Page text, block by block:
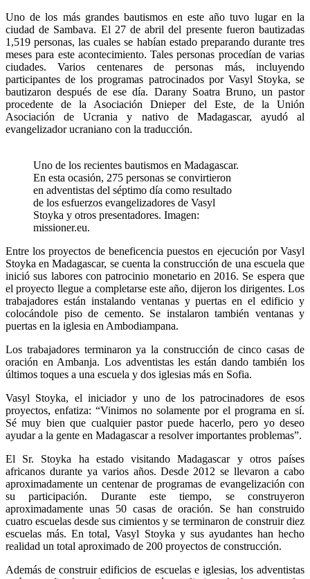
Uno de los más grandes bautismos en este año tuvo lugar en la
ciudad de Sambava. El 27 de abril del presente fueron bautizadas
1,519 personas, las cuales se habían estado preparando durante tres
meses para este acontecimiento. Tales personas procedían de varias
ciudades. Varios centenares de personas más, incluyendo
participantes de los programas patrocinados por Vasyl Stoyka, se
bautizaron después de ese día. Darany Soatra Bruno, un pastor
procedente de la Asociación Dnieper del Este, de la Unión
Asociación de Ucrania y nativo de Madagascar, ayudó al
evangelizador ucraniano con la traducción.
Uno de los recientes bautismos en Madagascar.
En esta ocasión, 275 personas se convirtieron
en adventistas del séptimo día como resultado
de los esfuerzos evangelizadores de Vasyl
Stoyka y otros presentadores. Imagen:
missioner.eu.
Entre los proyectos de beneficencia puestos en ejecución por Vasyl
Stoyka en Madagascar, se cuenta la construcción de una escuela que
inició sus labores con patrocinio monetario en 2016. Se espera que
el proyecto llegue a completarse este año, dijeron los dirigentes. Los
trabajadores están instalando ventanas y puertas en el edificio y
colocándole piso de cemento. Se instalaron también ventanas y
puertas en la iglesia en Ambodiampana.
Los trabajadores terminaron ya la construcción de cinco casas de
oración en Ambanja. Los adventistas les están dando también los
últimos toques a una escuela y dos iglesias más en Sofia.
Vasyl Stoyka, el iniciador y uno de los patrocinadores de esos
proyectos, enfatiza: “Vinimos no solamente por el programa en sí.
Sé muy bien que cualquier pastor puede hacerlo, pero yo deseo
ayudar a la gente en Madagascar a resolver importantes problemas”.
El Sr. Stoyka ha estado visitando Madagascar y otros países
africanos durante ya varios años. Desde 2012 se llevaron a cabo
aproximadamente un centenar de programas de evangelización con
su participación. Durante este tiempo, se construyeron
aproximadamente unas 50 casas de oración. Se han construido
cuatro escuelas desde sus cimientos y se terminaron de construir diez
escuelas más. En total, Vasyl Stoyka y sus ayudantes han hecho
realidad un total aproximado de 200 proyectos de construcción.
Además de construir edificios de escuelas e iglesias, los adventistas